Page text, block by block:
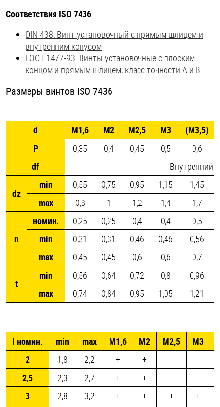
Соответствия ISO 7436
DIN 438. Винт установочный с прямым шлицем и
внутренним конусом
ГОСТ 1477-93. Винты установочные с плоским
концом и прямым шлицем, класс точности А и В
Размеры винтов ISO 7436
d М1,6 М2 М2,5 М3
(М3,5)
P
0,35 0,4 0,45 0,5
0,6
df
Внутренний
dz
min 0,55 0,75 0,95 1,15
1,45
max
0,8 1 1,2 1,4 1,7
n
номин. 0,25 0,25 0,4 0,4
0,5
min
0,31 0,31 0,46 0,46
0,56
max
0,45 0,45 0,6 0,6 0,7
t
min 0,56 0,64 0,72 0,8
0,96
max
0,74 0,84 0,95 1,05 1,21
l номин. min max М1,6 М2 М2,5 М3
2
1,8 2,2 +
+
2,5
2,3 2,7 +
+
3
2,8 3,2 + + +
+